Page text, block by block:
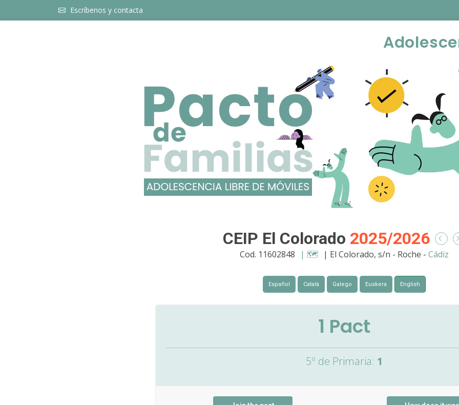
Escríbenos y contacta
CEIP El Colorado 2025/2026
Cod. 11602848 | 🗺️ | El Colorado, s/n - Roche - Cádiz
Español Català Galego Euskera English
1 Pact
5º de Primaria: 1